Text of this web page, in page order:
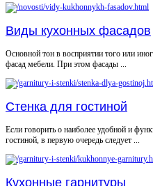
Виды кухонных фасадов
Основной тон в восприятии того или
фасад мебели. При этом фасады ...
Стенка для гостиной
Если говорить о наиболее удобной и
гостиной, в первую очередь следует ...
Кухонные гарнитуры